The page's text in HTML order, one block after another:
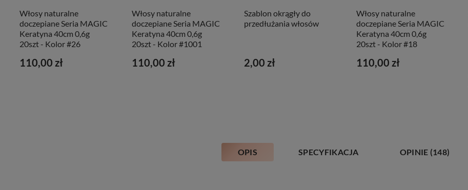
Włosy naturalne
doczepiane Seria MAGIC
Keratyna 40cm 0,6g
20szt - Kolor #26
110,00 zł
Włosy naturalne
doczepiane Seria MAGIC
Keratyna 40cm 0,6g
20szt - Kolor #1001
110,00 zł
Szablon okrągły do
przedłużania włosów
2,00 zł
Włosy naturalne
doczepiane Seria MAGIC
Keratyna 40cm 0,6g
20szt - Kolor #18
110,00 zł
OPIS SPECYFIKACJA OPINIE (148)